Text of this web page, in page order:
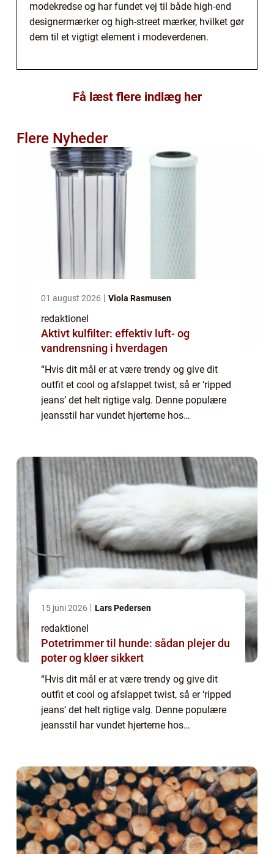
modekredse og har fundet vej til både high-end
designermærker og high-street mærker, hvilket gør
dem til et vigtigt element i modeverdenen.
Få læst flere indlæg her
Flere Nyheder
01 august 2026 Viola Rasmusen
redaktionel
Aktivt kulfilter: effektiv luft- og
vandrensning i hverdagen
“Hvis dit mål er at være trendy og give dit
outfit et cool og afslappet twist, så er ‘ripped
jeans’ det helt rigtige valg. Denne populære
jeansstil har vundet hjerterne hos
15 juni 2026 Lars Pedersen
redaktionel
Potetrimmer til hunde: sådan plejer du
poter og kløer sikkert
“Hvis dit mål er at være trendy og give dit
outfit et cool og afslappet twist, så er ‘ripped
jeans’ det helt rigtige valg. Denne populære
jeansstil har vundet hjerterne hos